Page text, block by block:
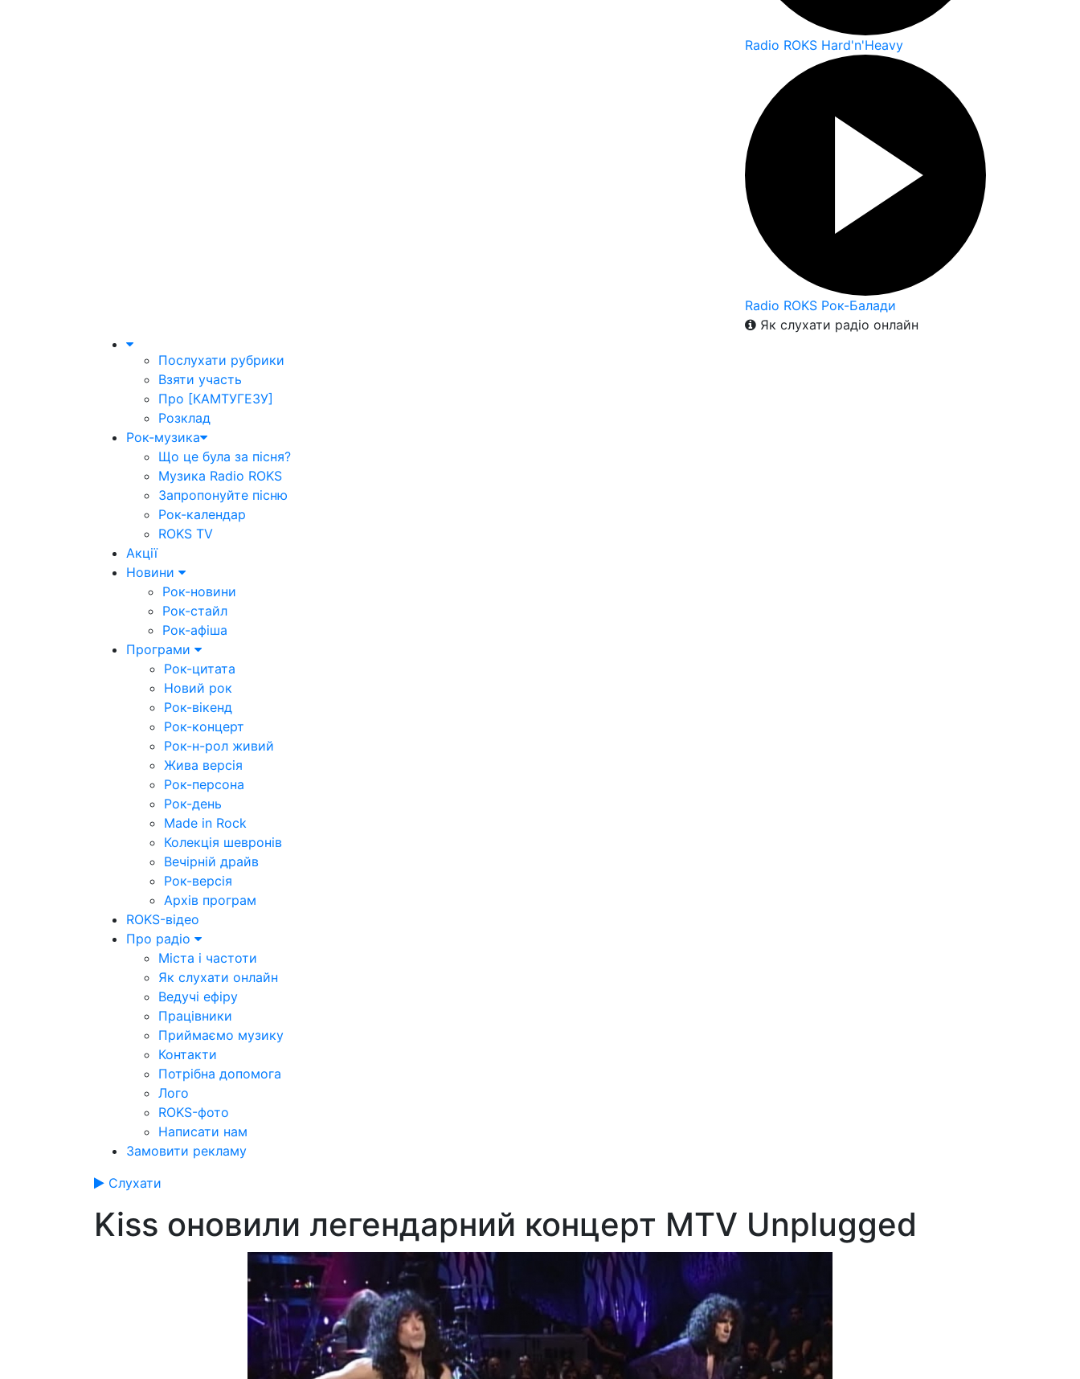
Radio ROKS Hard'n'Heavy
Radio ROKS Рок-Балади
Як слухати радіо онлайн
Послухати рубрики
Взяти участь
Про [КАМТУГЕЗУ]
Розклад
Рок-музика
Що це була за пісня?
Музика Radio ROKS
Запропонуйте пісню
Рок-календар
ROKS TV
Акції
Новини
Рок-новини
Рок-стайл
Рок-афіша
Програми
Рок-цитата
Новий рок
Рок-вікенд
Рок-концерт
Рок-н-рол живий
Жива версія
Рок-персона
Рок-день
Made in Rock
Колекція шевронів
Вечірній драйв
Рок-версія
Архів програм
ROKS-відео
Про радіо
Міста і частоти
Як слухати онлайн
Ведучі ефіру
Працівники
Приймаємо музику
Контакти
Потрібна допомога
Лого
ROKS-фото
Написати нам
Замовити рекламу
Слухати
Kiss оновили легендарний концерт MTV Unplugged